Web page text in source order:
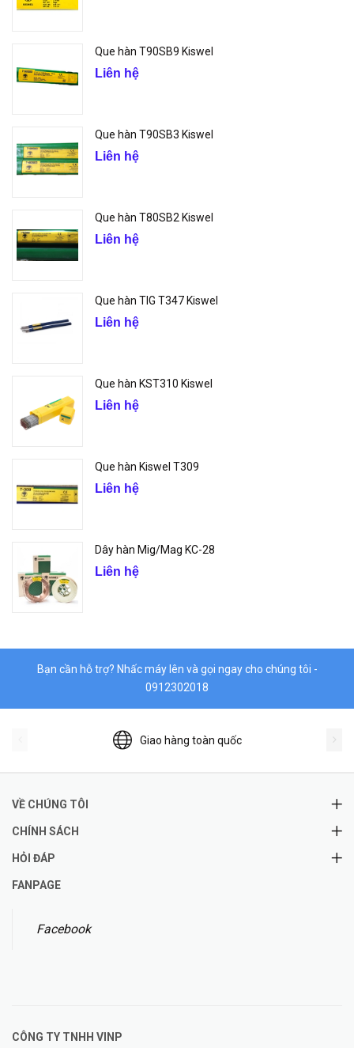
Que hàn T90SB9 Kiswel
Liên hệ
Que hàn T90SB3 Kiswel
Liên hệ
Que hàn T80SB2 Kiswel
Liên hệ
Que hàn TIG T347 Kiswel
Liên hệ
Que hàn KST310 Kiswel
Liên hệ
Que hàn Kiswel T309
Liên hệ
Dây hàn Mig/Mag KC-28
Liên hệ
Bạn cần hỗ trợ? Nhấc máy lên và gọi ngay cho chúng tôi -
0912302018
Giao hàng toàn quốc
VỀ CHÚNG TÔI
CHÍNH SÁCH
HỎI ĐÁP
FANPAGE
Facebook
CÔNG TY TNHH VINP